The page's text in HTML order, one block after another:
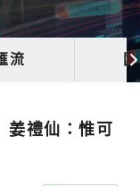
流
禮仙：惟可